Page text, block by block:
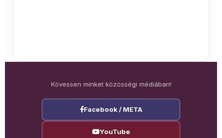
Kövessen minket közösségi médiában!
Facebook / META
YouTube